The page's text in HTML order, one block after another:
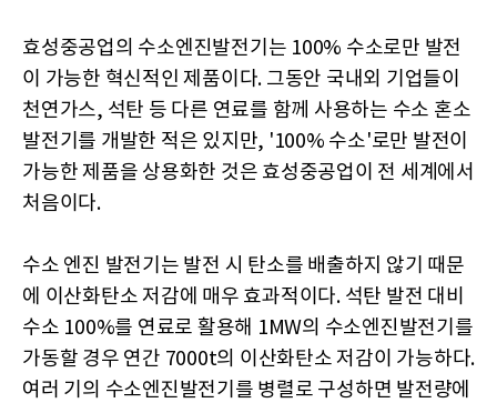
효성중공업의 수소엔진발전기는 100% 수소로만 발전
이 가능한 혁신적인 제품이다. 그동안 국내외 기업들이
천연가스, 석탄 등 다른 연료를 함께 사용하는 수소 혼소
발전기를 개발한 적은 있지만, '100% 수소'로만 발전이
가능한 제품을 상용화한 것은 효성중공업이 전 세계에서
처음이다.
수소 엔진 발전기는 발전 시 탄소를 배출하지 않기 때문
에 이산화탄소 저감에 매우 효과적이다. 석탄 발전 대비
수소 100%를 연료로 활용해 1MW의 수소엔진발전기를
가동할 경우 연간 7000t의 이산화탄소 저감이 가능하다.
여러 기의 수소엔진발전기를 병렬로 구성하면 발전량에